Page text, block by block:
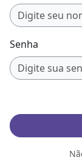
Senha